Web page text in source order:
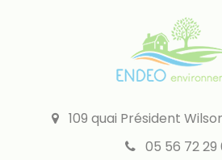
109 quai Président
05 56 72 29